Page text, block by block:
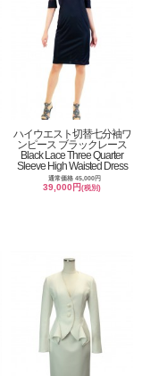
ハイウエスト切替七分袖ワ
ンピース ブラックレース
Black Lace Three Quarter
Sleeve High Waisted Dress
通常価格 45,000円
39,000円(税別)